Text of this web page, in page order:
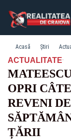
Acasă Știri
ACTUALITATE·
OPRI
REVENI
ȚĂRII